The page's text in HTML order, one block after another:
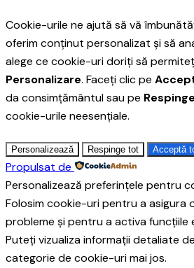
Cookie-urile ne ajută să vă
oferim conținut personalizat și să
alege ce cookie-uri doriți să
Personalizare. Faceți clic pe
da consimțământul sau pe
cookie-urile neesențiale.
Personalizează Respinge tot Acceptă
Propulsat de
Personalizează preferințele pentru
Folosim cookie-uri pentru a asigura
probleme și pentru a activa funcțiile
Puteți vizualiza informații detaliate
categorie de cookie-uri mai jos.